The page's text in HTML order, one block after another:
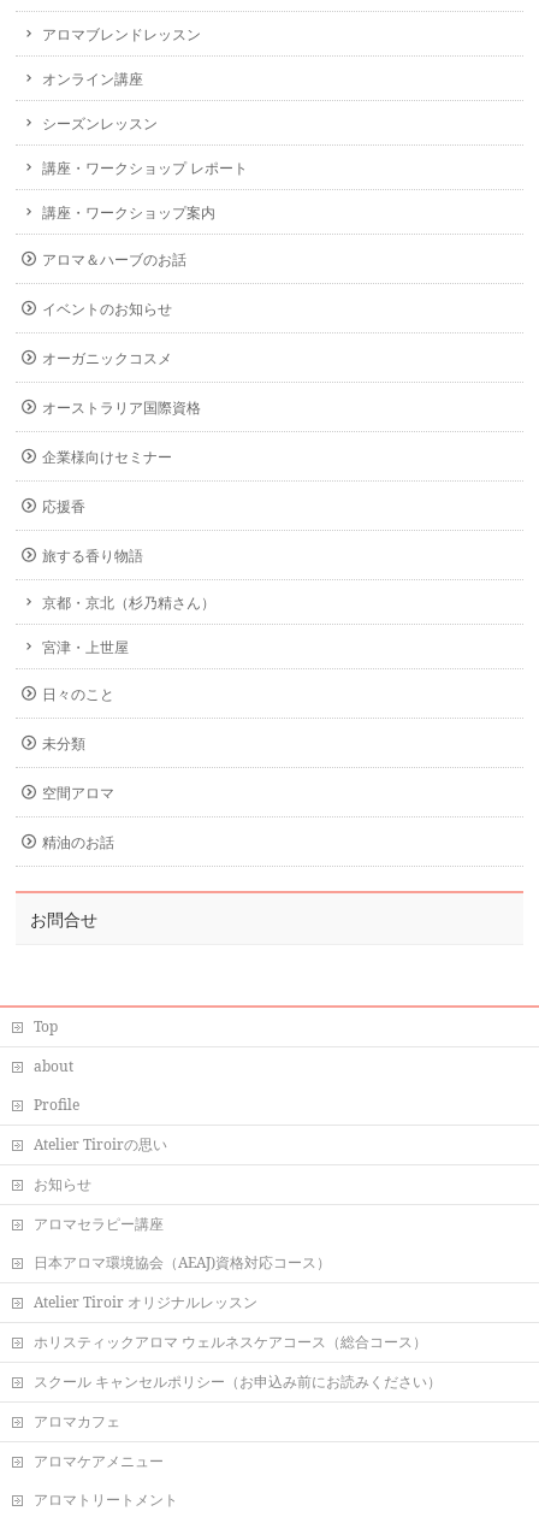
アロマブレンドレッスン
オンライン講座
シーズンレッスン
講座・ワークショップ レポート
講座・ワークショップ案内
アロマ＆ハーブのお話
イベントのお知らせ
オーガニックコスメ
オーストラリア国際資格
企業様向けセミナー
応援香
旅する香り物語
京都・京北（杉乃精さん）
宮津・上世屋
日々のこと
未分類
空間アロマ
精油のお話
お問合せ
Top
about
Profile
Atelier Tiroirの思い
お知らせ
アロマセラピー講座
日本アロマ環境協会（AEAJ)資格対応コース）
Atelier Tiroir オリジナルレッスン
ホリスティックアロマ ウェルネスケアコース（総合コース）
スクール キャンセルポリシー（お申込み前にお読みください）
アロマカフェ
アロマケアメニュー
アロマトリートメント